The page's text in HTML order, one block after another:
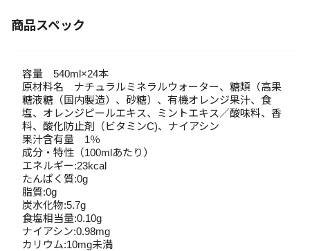
商品スペック
容量 540ml×24本
原材料名 ナチュラルミネラルウォーター、糖類（高果
糖液糖（国内製造）、砂糖）、有機オレンジ果汁、食
塩、オレンジピールエキス、ミントエキス／酸味料、香
料、酸化防止剤（ビタミンC)、ナイアシン
果汁含有量 1％
成分・特性（100mlあたり）
エネルギー:23kcal
たんぱく質:0g
脂質:0g
炭水化物:5.7g
食塩相当量:0.10g
ナイアシン:0.98mg
カリウム:10mg未満